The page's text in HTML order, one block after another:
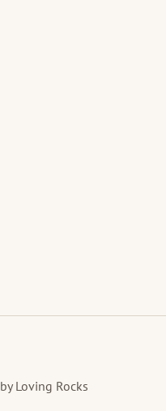
Loving Rocks